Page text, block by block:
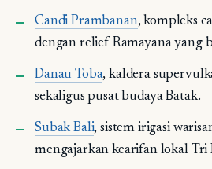
Candi Prambanan, kompleks
dengan relief Ramayana yang
Danau Toba, kaldera
sekaligus pusat budaya Batak.
Subak Bali, sistem irigasi
mengajarkan kearifan lokal Tri